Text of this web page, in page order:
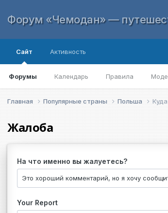
Форум «Чемодан» —
Сайт
Форумы Календарь Правила
Активность
Главная Популярные страны Польша
Жалоба
На что именно вы жалуетесь?
Your Report